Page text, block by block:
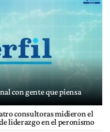
con gente que piensa
consultoras midieron el
liderazgo en el peronismo